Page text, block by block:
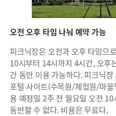
오전 오후 타임 나눠 예약 가능
피크닉장은 오전과 오후 타임으
10시부터 14시까지 4시간, 오후
간 동안 이용 가능하다. 피크닉
포털 사이트(수목원/체험원/마
용 예정일 2주 전 월요일 오전
동반할 수 없다. 비용은 무료다.